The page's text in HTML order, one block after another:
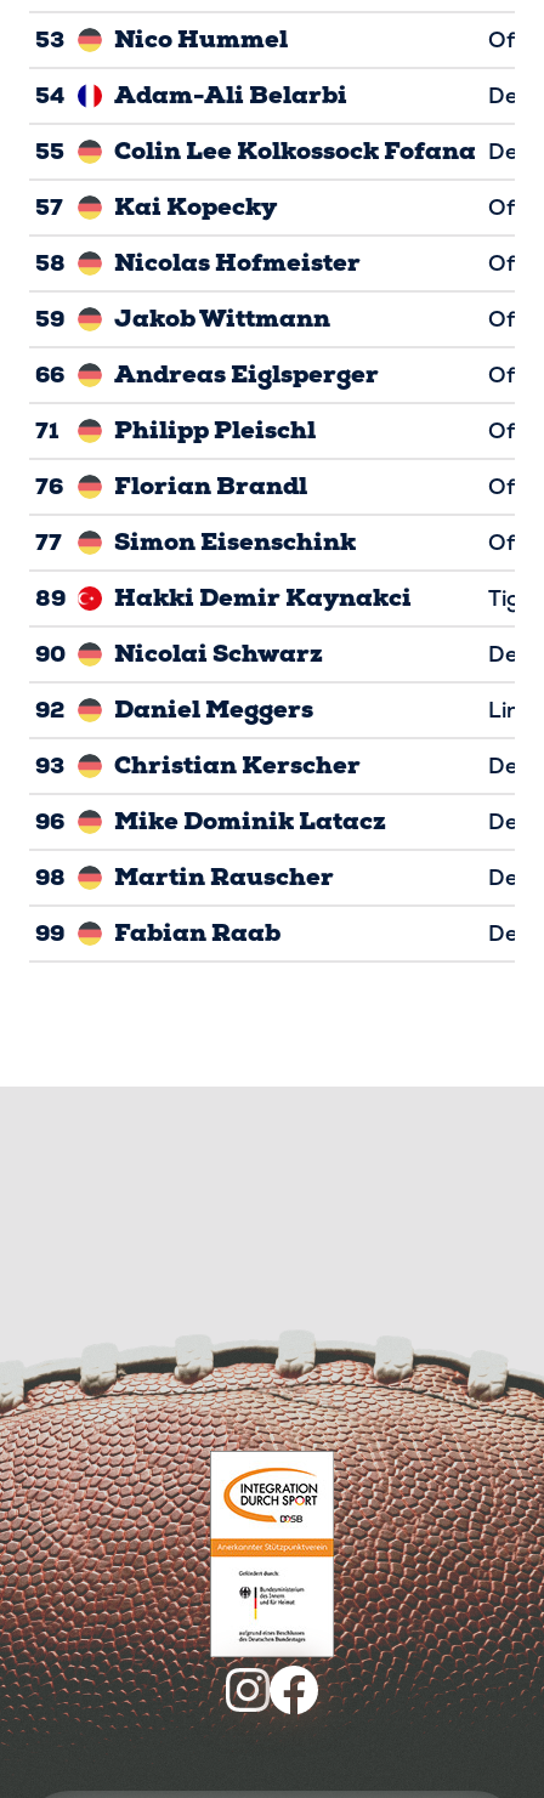
53
Nico Hummel
54
Adam-Ali Belarbi
55
Colin Lee Kolkossock Fofana
57
Kai Kopecky
58
Nicolas Hofmeister
59
Jakob Wittmann
66
Andreas Eiglsperger
71
Philipp Pleischl
76
Florian Brandl
77
Simon Eisenschink
89
Hakki Demir Kaynakci
90
Nicolai Schwarz
92
Daniel Meggers
93
Christian Kerscher
96
Mike Dominik Latacz
98
Martin Rauscher
99
Fabian Raab